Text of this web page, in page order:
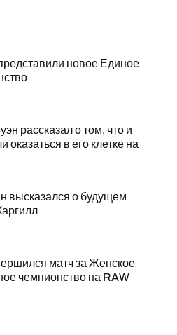
новое Единое
рассказал о том, что и
оказаться в его клетке на
высказался о будущем
матч за Женское
чемпионство на RAW